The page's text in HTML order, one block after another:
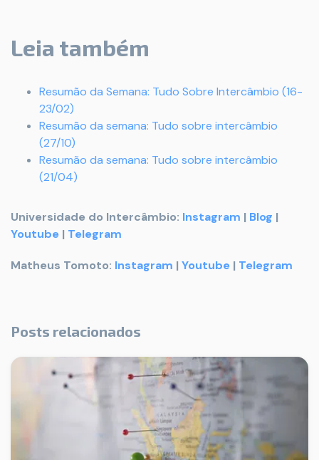
Leia também
Resumão da Semana: Tudo Sobre Intercâmbio (16-
23/02)
Resumão da semana: Tudo sobre intercâmbio
(27/10)
Resumão da semana: Tudo sobre intercâmbio
(21/04)
Universidade do Intercâmbio: Instagram | Blog |
Youtube | Telegram
Matheus Tomoto: Instagram | Youtube | Telegram
Posts relacionados